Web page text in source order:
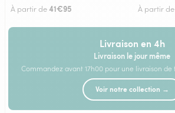
À partir de41€95 À partir de
Livraison en 4h
Livraison le jour même
Commandez avant 17h00 pour une livraison de
Voir notre collection →